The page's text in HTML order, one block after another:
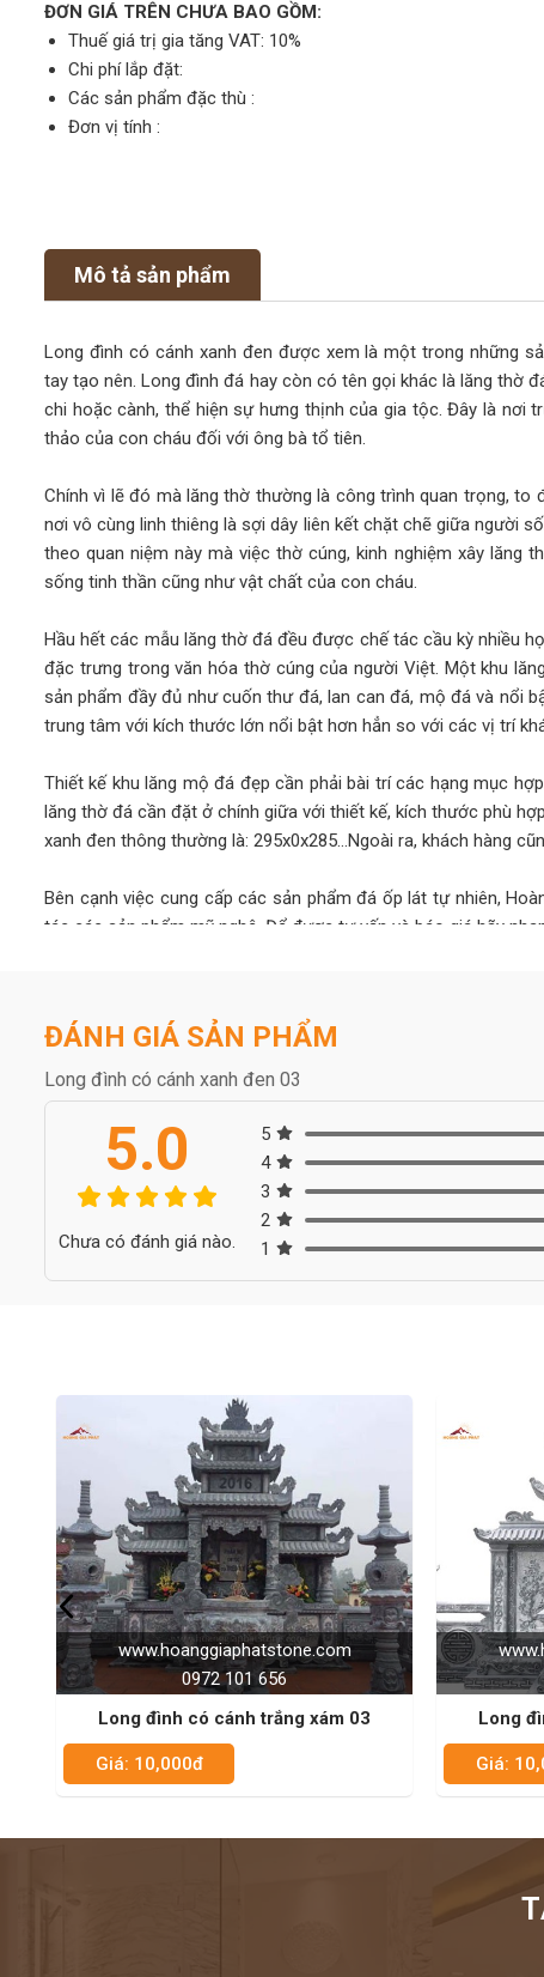
ĐƠN GIÁ TRÊN CHƯA BAO GỒM:
Thuế giá trị gia tăng VAT: 10%
Chi phí lắp đặt:
Các sản phẩm đặc thù :
Đơn vị tính :
Mô tả sản phẩm
Long đình có cánh xanh đen được xem là một trong những
tay tạo nên. Long đình đá hay còn có tên gọi khác là lăng thờ
chi hoặc cành, thể hiện sự hưng thịnh của gia tộc. Đây là nơi
thảo của con cháu đối với ông bà tổ tiên.
Chính vì lẽ đó mà lăng thờ thường là công trình quan trọng, to
nơi vô cùng linh thiêng là sợi dây liên kết chặt chẽ giữa người
theo quan niệm này mà việc thờ cúng, kinh nghiệm xây lăng
sống tinh thần cũng như vật chất của con cháu.
Hầu hết các mẫu lăng thờ đá đều được chế tác cầu kỳ nhiều
đặc trưng trong văn hóa thờ cúng của người Việt. Một khu
sản phẩm đầy đủ như cuốn thư đá, lan can đá, mộ đá và nổi
trung tâm với kích thước lớn nổi bật hơn hẳn so với các vị trí
Thiết kế khu lăng mộ đá đẹp cần phải bài trí các hạng mục
lăng thờ đá cần đặt ở chính giữa với thiết kế, kích thước phù
xanh đen thông thường là: 295x0x285...Ngoài ra, khách hàng
Bên cạnh việc cung cấp các sản phẩm đá ốp lát tự nhiên,
tác các sản phẩm mỹ nghệ. Để được tư vấn và báo giá hãy
ĐÁNH GIÁ SẢN PHẨM
Long đình có cánh xanh đen 03
5.0
Chưa có đánh giá nào.
5
4
3
2
1
www.hoanggiaphatstone.com
0972 101 656
Long đình có cánh trắng xám 02
Giá: 10,000đ Giá: